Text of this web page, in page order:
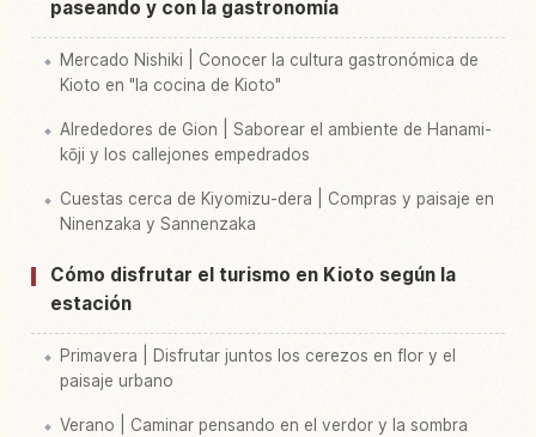
paseando y con la gastronomía
Mercado Nishiki | Conocer la cultura gastronómica de
Kioto en "la cocina de Kioto"
Alrededores de Gion | Saborear el ambiente de Hanami-
kōji y los callejones empedrados
Cuestas cerca de Kiyomizu-dera | Compras y paisaje en
Ninenzaka y Sannenzaka
Cómo disfrutar el turismo en Kioto según la
estación
Primavera | Disfrutar juntos los cerezos en flor y el
paisaje urbano
Verano | Caminar pensando en el verdor y la sombra